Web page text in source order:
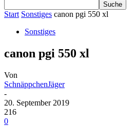
Start Sonstiges canon pgi 550 xl
Sonstiges
canon pgi 550 xl
Von
SchnäppchenJäger
-
20. September 2019
216
0